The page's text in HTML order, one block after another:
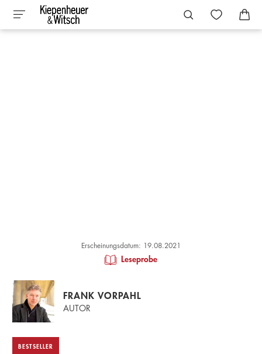
Erscheinungsdatum: 19.08.2021
Leseprobe
FRANK VORPAHL
AUTOR
BESTSELLER